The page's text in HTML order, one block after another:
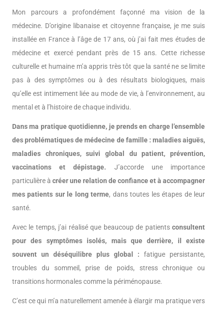
Mon parcours a profondément façonné ma vision de la
médecine. D’origine libanaise et citoyenne française, je me suis
installée en France à l’âge de 17 ans, où j’ai fait mes études de
médecine et exercé pendant près de 15 ans. Cette richesse
culturelle et humaine m’a appris très tôt que la santé ne se limite
pas à des symptômes ou à des résultats biologiques, mais
qu’elle est intimement liée au mode de vie, à l’environnement, au
mental et à l’histoire de chaque individu.
Dans ma pratique quotidienne, je prends en charge l’ensemble
des problématiques de médecine de famille : maladies aiguës,
maladies chroniques, suivi global du patient, prévention,
vaccinations et dépistage. J’accorde une importance
particulière à créer une relation de confiance et à accompagner
mes patients sur le long terme, dans toutes les étapes de leur
santé.
Avec le temps, j’ai réalisé que beaucoup de patients consultent
pour des symptômes isolés, mais que derrière, il existe
souvent un déséquilibre plus global : fatigue persistante,
troubles du sommeil, prise de poids, stress chronique ou
transitions hormonales comme la périménopause.
C’est ce qui m’a naturellement amenée à élargir ma pratique vers